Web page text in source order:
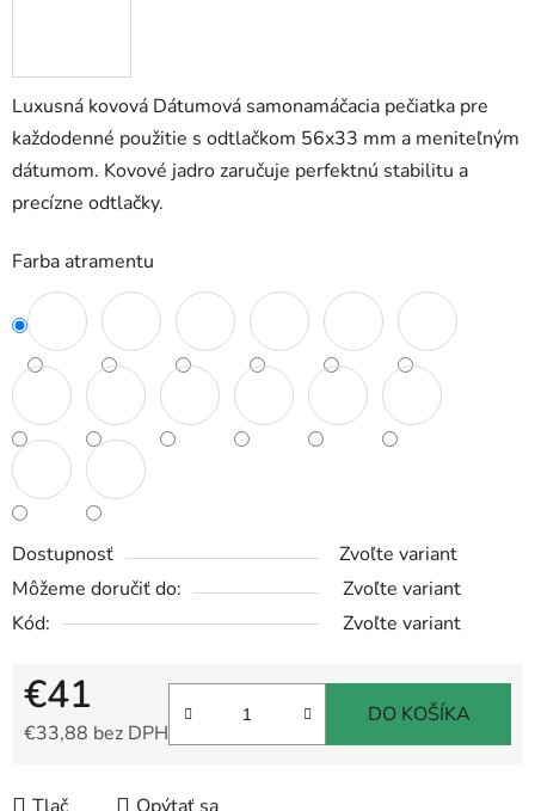
Luxusná kovová Dátumová samonamáčacia pečiatka pre
každodenné použitie s odtlačkom 56x33 mm a meniteľným
dátumom. Kovové jadro zaručuje perfektnú stabilitu a
precízne odtlačky.
Farba atramentu
Dostupnosť
Zvoľte variant
Môžeme doručiť do:
Zvoľte variant
Kód:
Zvoľte variant
€41
€33,88 bez DPH
DO KOŠÍKA